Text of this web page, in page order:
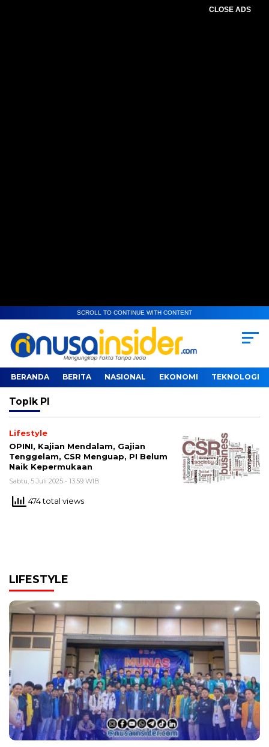
CLOSE ADS
SCROLL TO CONTINUE WITH CONTENT
BERANDA BERITA NASIONAL EKONOMI TEKNOLOGI
Topik PI
Lifestyle
OPINI, Kajian Mendalam, Gajian
Tenggelam, CSR Menguap, PI Belum
Naik Kepermukaan
Sabtu, 5 Juli 2025 - 13:59 WIB
474 total views
LIFESTYLE